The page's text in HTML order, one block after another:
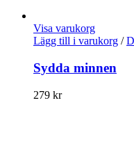
Visa varukorg
Lägg till i varukorg /
Sydda minnen
279 kr